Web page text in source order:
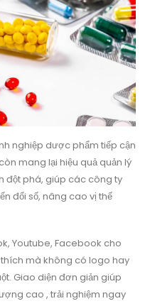
nghiệp dược phẩm tiếp cận
mang lại hiệu quả quản lý
đột phá, giúp các công ty
đổi số, nâng cao vị thế
Youtube, Facebook cho
mà không có logo hay
Giao diện đơn giản giúp
cao , trải nghiệm ngay